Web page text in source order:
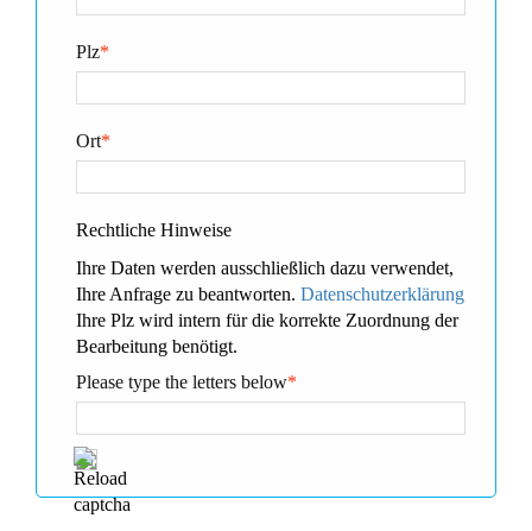
*
Plz
*
Ort
Rechtliche Hinweise
Ihre Daten werden ausschließlich dazu verwendet,
Ihre Anfrage zu beantworten. Datenschutzerklärung
Ihre Plz wird intern für die korrekte Zuordnung der
Bearbeitung benötigt.
*
Please type the letters below